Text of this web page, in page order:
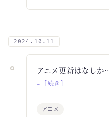
2024.10.11
アニメ更新はなし
… [続き]
アニメ